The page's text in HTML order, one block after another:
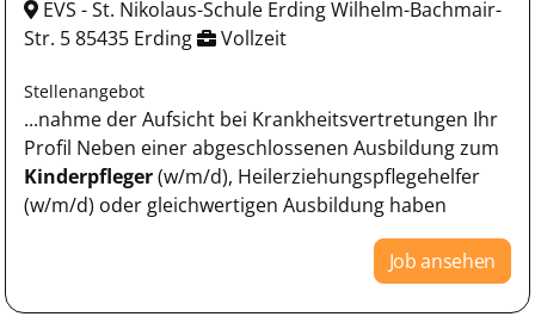
EVS - St. Nikolaus-Schule Erding Wilhelm-Bachmair-
Str. 5 85435 Erding
Vollzeit
Stellenangebot
...nahme der Aufsicht bei Krankheitsvertretungen Ihr
Profil Neben einer abgeschlossenen Ausbildung zum
Kinderpfleger(w/m/d), Heilerziehungspflegehelfer
(w/m/d) oder gleichwertigen Ausbildung haben
Job ansehen